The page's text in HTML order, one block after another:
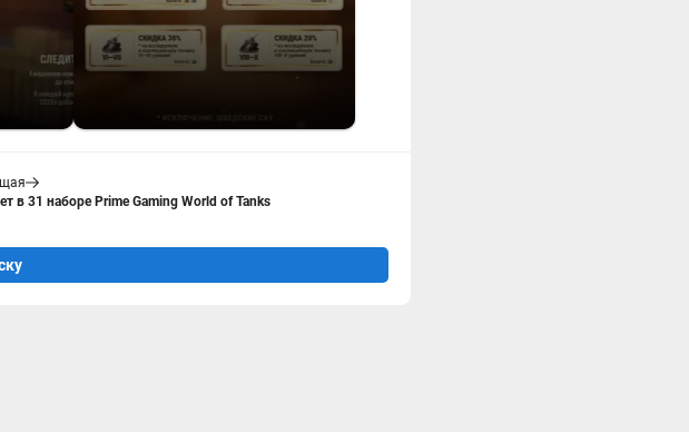
в 31 наборе Prime Gaming World of Tanks